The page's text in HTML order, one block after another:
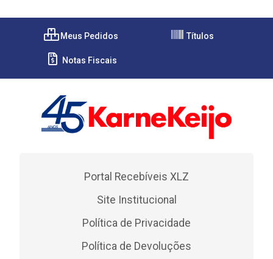
Meus Pedidos Títulos
Notas Fiscais
Portal Recebíveis XLZ
Site Institucional
Política de Privacidade
Política de Devoluções